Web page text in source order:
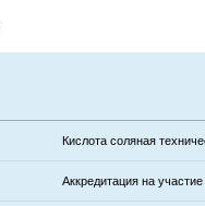
Кислота соляная
Аккредитация на